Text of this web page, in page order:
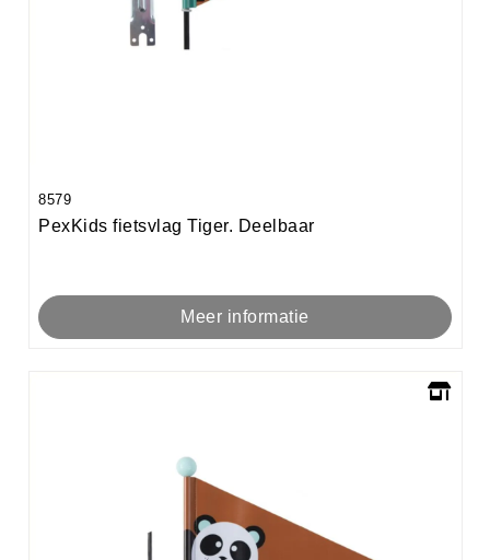
8579
PexKids fietsvlag Tiger. Deelbaar
Meer informatie